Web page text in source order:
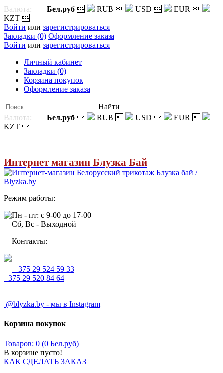
Валюта: Бел.руб  RUB  USD  EUR 
KZT 
Войти или зарегистрироваться
Закладки (0) Оформление заказа
Войти или зарегистрироваться
Личный кабинет
Закладки (0)
Корзина покупок
Оформление заказа
Найти
Валюта:
Бел.руб  RUB  USD  EUR 
KZT 
Интернет магазин Блузка Бай
Режим работы:
Пн - пт: с 9-00 до 17-00
Сб, Вс - Выходной
Контакты:
+375 29 524 59 33
+375 29 520 84 64
@blyzka.by - мы в Instagram
Корзина покупок
Товаров: 0 (0 Бел.руб)
В корзине пусто!
КАК СДЕЛАТЬ ЗАКАЗ